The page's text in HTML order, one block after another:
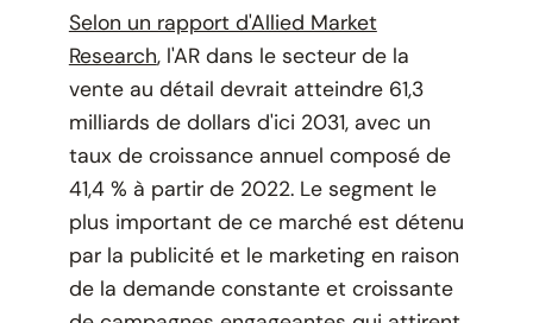
Selon un rapport d'Allied Market
Research, l'AR dans le secteur de la
vente au détail devrait atteindre 61,3
milliards de dollars d'ici 2031, avec un
taux de croissance annuel composé de
41,4 % à partir de 2022. Le segment le
plus important de ce marché est détenu
par la publicité et le marketing en raison
de la demande constante et croissante